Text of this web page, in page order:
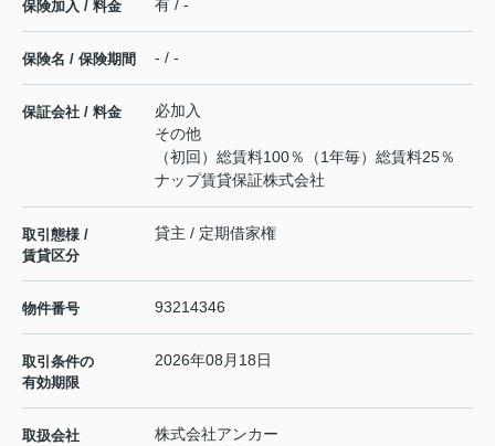
保険加入 / 料金 有 / -
保険名 / 保険期間 - / -
保証会社 / 料金
必加入
その他
（初回）総賃料100％（1年毎）総賃料25％
ナップ賃貸保証株式会社
取引態様 /
賃貸区分
貸主 / 定期借家権
物件番号 93214346
取引条件の
有効期限
2026年08月18日
取扱会社
株式会社アンカー